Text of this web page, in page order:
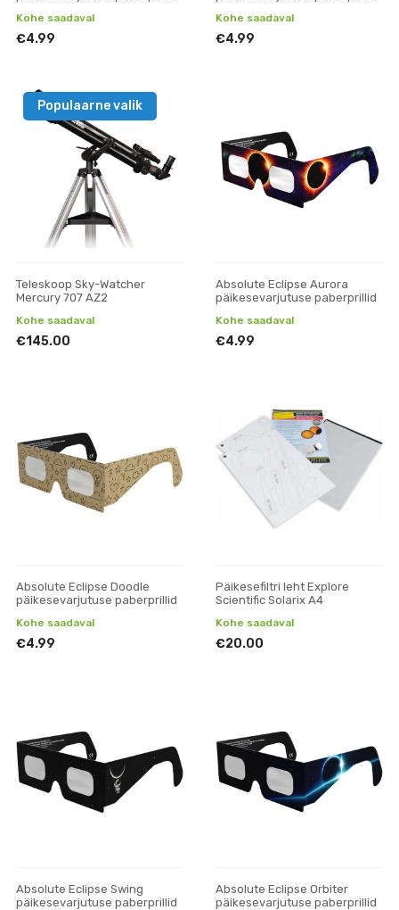
Kohe saadaval
€4.99
Kohe saadaval
€4.99
Populaarne valik
Teleskoop Sky-Watcher
Mercury 707 AZ2
Kohe saadaval
€145.00
Absolute Eclipse Aurora
päikesevarjutuse paberprillid
Kohe saadaval
€4.99
Absolute Eclipse Doodle
päikesevarjutuse paberprillid
Kohe saadaval
€4.99
Päikesefiltri leht Explore
Scientific Solarix A4
Kohe saadaval
€20.00
Absolute Eclipse Swing
päikesevarjutuse paberprillid
Absolute Eclipse Orbiter
päikesevarjutuse paberprillid